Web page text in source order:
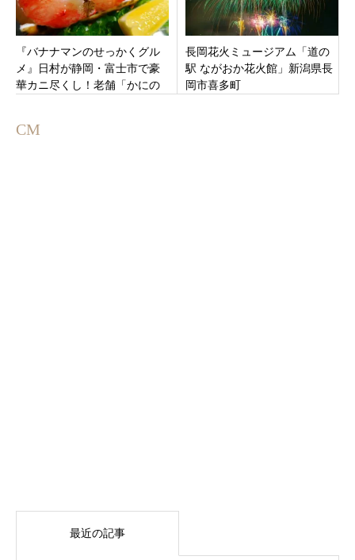
『バナナマンのせっかくグル
メ』日村が静岡・富士市で豪
華カニ尽くし！老舗「かにの
長岡花火ミュージアム「道の
駅 ながおか花火館」新潟県長
岡市喜多町
CM
最近の記事